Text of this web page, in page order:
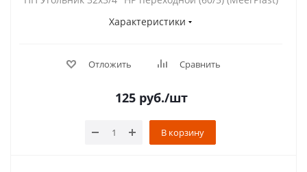
Характеристики
Отложить Сравнить
125руб./шт
В корзину